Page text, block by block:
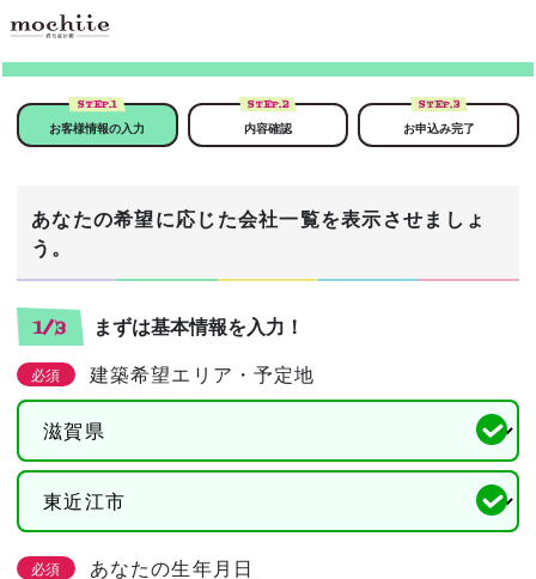
STEP.1
お客様情報の入力
STEP.2
内容確認
STEP.3
お申込み完了
あなたの希望に応じた会社一覧を表示させましょ
う。
1/3 まずは基本情報を入力！
必須 建築希望エリア・予定地
必須 あなたの生年月日